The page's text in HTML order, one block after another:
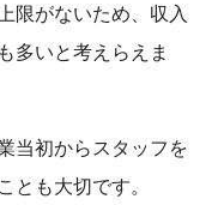
限がないため、収入
多いと考えらえま
当初からスタッフを
とも大切です。